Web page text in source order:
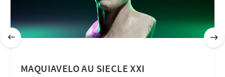
MAQUIAVELO AU SIECLE XXI